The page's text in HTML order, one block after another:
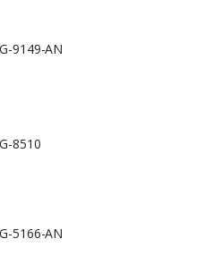
9149-AN
8510
5166-AN